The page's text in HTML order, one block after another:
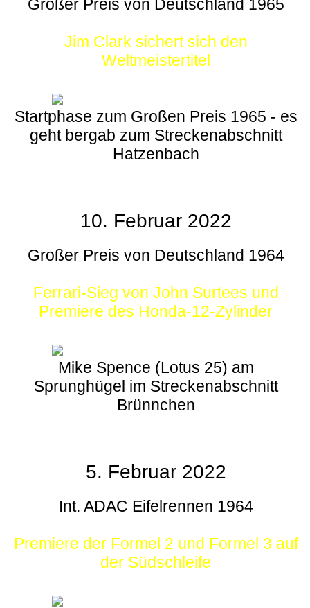
Großer Preis von Deutschland 1965
Jim Clark sichert sich den
Weltmeistertitel
Startphase zum Großen Preis 1965 - es
geht bergab zum Streckenabschnitt
Hatzenbach
10. Februar 2022
Großer Preis von Deutschland 1964
Ferrari-Sieg von John Surtees und
Premiere des Honda-12-Zylinder
Mike Spence (Lotus 25) am
Sprunghügel im Streckenabschnitt
Brünnchen
5. Februar 2022
Int. ADAC Eifelrennen 1964
Premiere der Formel 2 und Formel 3 auf
der Südschleife